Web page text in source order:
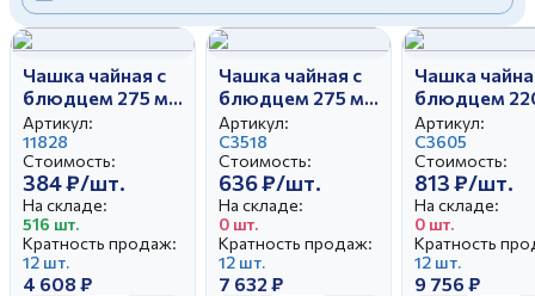
Чашка чайная с
блюдцем 275 мл
Гранатовый
Цветочный
вальс
Артикул:
11828
Стоимость:
384 ₽/шт.
На складе:
516 шт.
Кратность продаж:
12 шт.
4 608 ₽
Чашка чайная с
блюдцем 275 мл
Белый лебедь
Розовый сад
Артикул:
С3518
Стоимость:
636 ₽/шт.
На складе:
0 шт.
Кратность продаж:
12 шт.
7 632 ₽
Чашка
блюдцем
Тюльпан
Жар-птицы
Артикул:
С3605
Стоимость:
813 ₽/шт.
На складе:
0 шт.
Кратность
12 шт.
9 756 ₽